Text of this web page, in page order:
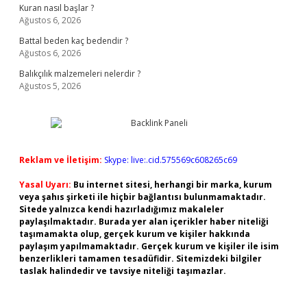
Kuran nasıl başlar ?
Ağustos 6, 2026
Battal beden kaç bedendir ?
Ağustos 6, 2026
Balıkçılık malzemeleri nelerdir ?
Ağustos 5, 2026
Reklam ve İletişim: Skype: live:.cid.575569c608265c69
Yasal Uyarı: Bu internet sitesi, herhangi bir marka, kurum
veya şahıs şirketi ile hiçbir bağlantısı bulunmamaktadır.
Sitede yalnızca kendi hazırladığımız makaleler
paylaşılmaktadır. Burada yer alan içerikler haber niteliği
taşımamakta olup, gerçek kurum ve kişiler hakkında
paylaşım yapılmamaktadır. Gerçek kurum ve kişiler ile isim
benzerlikleri tamamen tesadüfidir. Sitemizdeki bilgiler
taslak halindedir ve tavsiye niteliği taşımazlar.